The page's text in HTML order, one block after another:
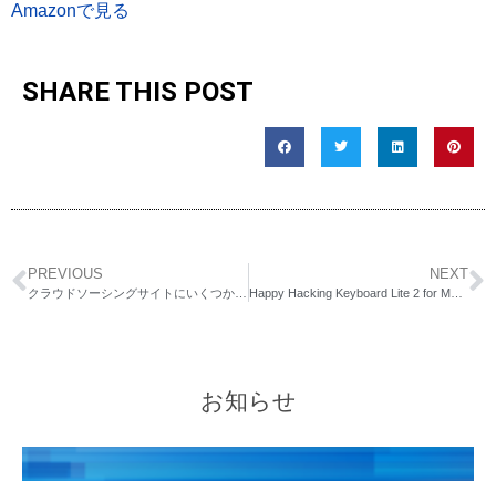
Amazonで見る
SHARE THIS POST
PREVIOUS NEXT
Happy Hacking Keyboard Lite 2 for Mac セカンドインプレッション
お知らせ